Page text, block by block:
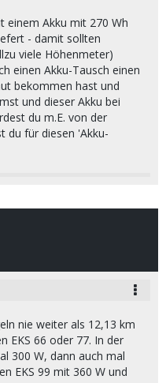
einem Akku mit 270 Wh
- damit sollten
viele Höhenmeter)
einen Akku-Tausch einen
bekommen hast und
und dieser Akku bei
du m.E. von der
du für diesen 'Akku-
nie weiter als 12,13 km
EKS 66 oder 77. In der
300 W, dann auch mal
EKS 99 mit 360 W und